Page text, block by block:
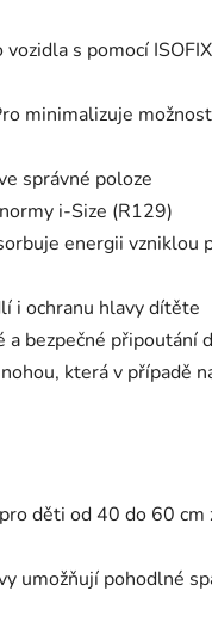
s pomocí
minimalizuje
správné poloze
i-Size (R129)
energii vzniklou
i ochranu hlavy dítěte
a bezpečné připoutání
která v případě
děti od 40 do 60 cm
umožňují pohodlné